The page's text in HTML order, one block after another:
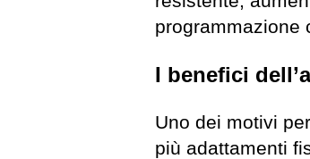
programmazione
I benefici
Uno dei motivi
più adattamenti